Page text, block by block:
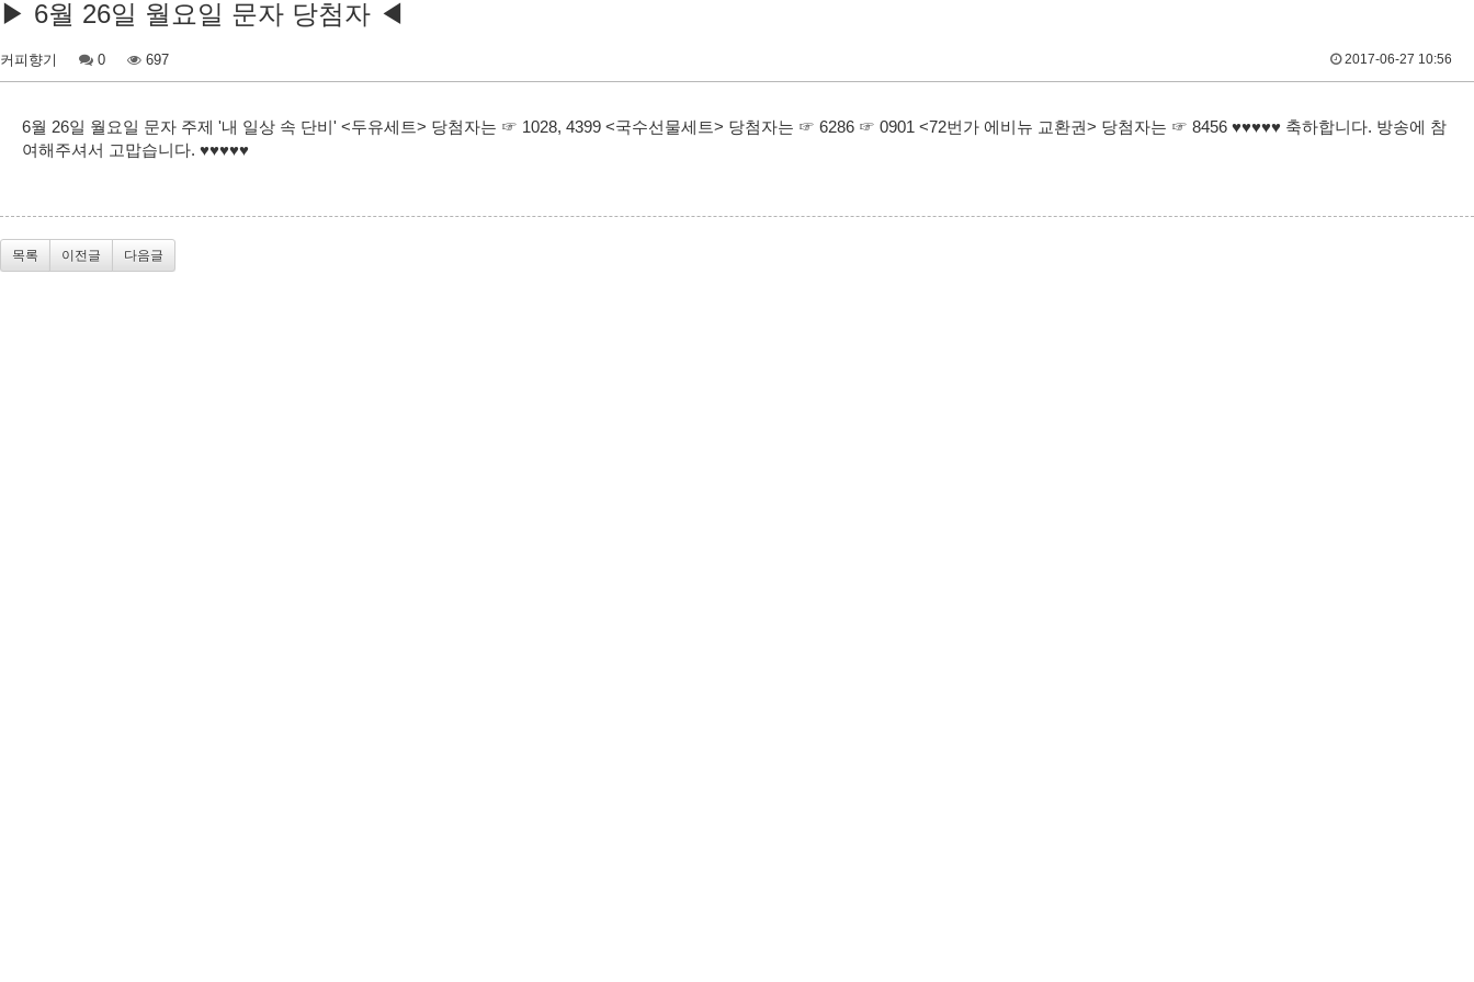
▶ 6월 26일 월요일 문자 당첨자 ◀
커피향기 0 697 2017-06-27 10:56
6월 26일 월요일 문자 주제 '내 일상 속 단비' <두유세트> 당첨자는 ☞ 1028, 4399 <국수선물세트> 당첨자는 ☞ 6286 ☞ 0901 <72번가 에비뉴 교환권> 당첨자는 ☞ 8456 ♥♥♥♥♥ 축하합니다. 방송에 참
여해주셔서 고맙습니다. ♥♥♥♥♥
목록 이전글 다음글